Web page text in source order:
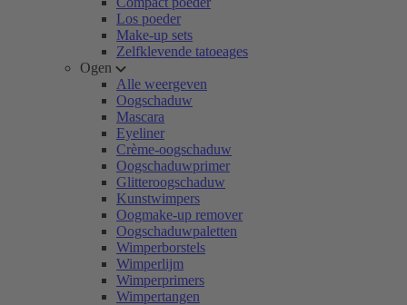
Los poeder
Make-up sets
Zelfklevende tatoeages
Ogen
Alle weergeven
Oogschaduw
Mascara
Eyeliner
Crème-oogschaduw
Oogschaduwprimer
Glitteroogschaduw
Kunstwimpers
Oogmake-up remover
Oogschaduwpaletten
Wimperborstels
Wimperlijm
Wimperprimers
Wimpertangen